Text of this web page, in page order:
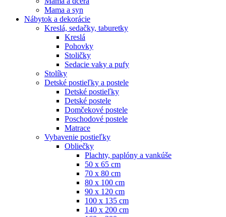
Mama a syn
Nábytok a dekorácie
Kreslá, sedačky, taburetky
Kreslá
Pohovky
Stoličky
Sedacie vaky a pufy
Stolíky
Detské postieľky a postele
Detské postieľky
Detské postele
Domčekové postele
Poschodové postele
Matrace
Vybavenie postieľky
Obliečky
Plachty, paplóny a vankúše
50 x 65 cm
70 x 80 cm
80 x 100 cm
90 x 120 cm
100 x 135 cm
140 x 200 cm